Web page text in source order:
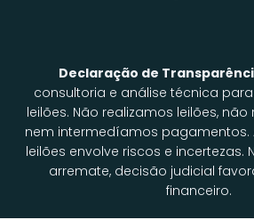
Declaração de
consultoria e análise técnica
leilões. Não realizamos leilões,
nem intermedíamos pagamentos.
leilões envolve riscos e incertezas.
arremate, decisão judicial
financeiro.